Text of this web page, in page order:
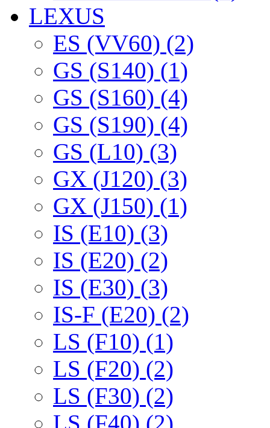
LEXUS
ES (VV60) (2)
GS (S140) (1)
GS (S160) (4)
GS (S190) (4)
GS (L10) (3)
GX (J120) (3)
GX (J150) (1)
IS (E10) (3)
IS (E20) (2)
IS (E30) (3)
IS-F (E20) (2)
LS (F10) (1)
LS (F20) (2)
LS (F30) (2)
LS (F40) (2)